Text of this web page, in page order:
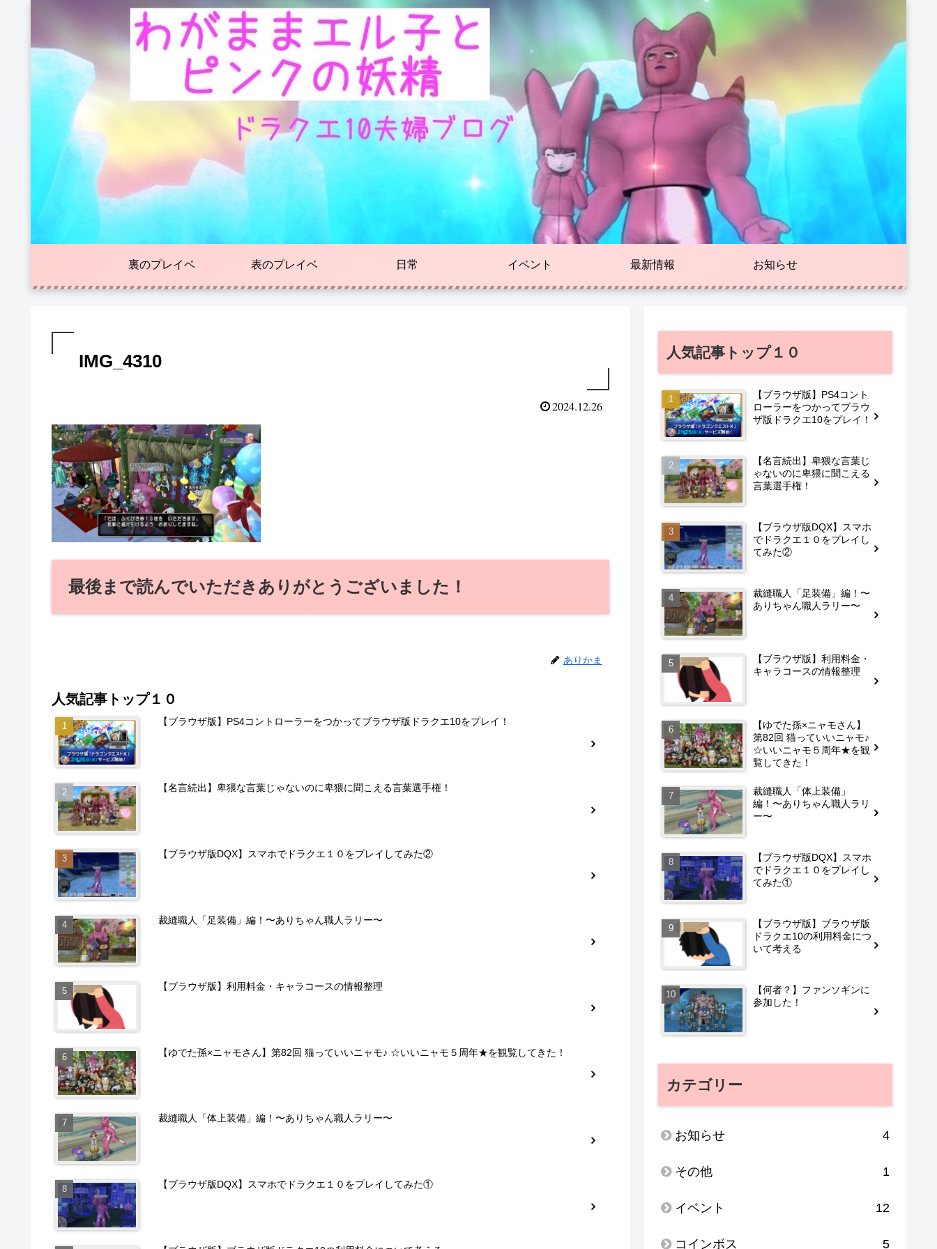
裏のプレイベ 表のプレイベ 日常 イベント 最新情報 お知らせ
IMG_4310
2024.12.26
最後まで読んでいただきありがとうございました！
ありかま
人気記事トップ１０
【ブラウザ版】PS4コントローラーをつかってブラウザ版ドラクエ10をプレイ！
【名言続出】卑猥な言葉じゃないのに卑猥に聞こえる言葉選手権！
【ブラウザ版DQX】スマホでドラクエ１０をプレイしてみた②
裁縫職人「足装備」編！〜ありちゃん職人ラリー〜
【ブラウザ版】利用料金・キャラコースの情報整理
【ゆでた孫×ニャモさん】第82回 猫っていいニャモ♪ ☆いいニャモ５周年★を観覧してきた！
裁縫職人「体上装備」編！〜ありちゃん職人ラリー〜
【ブラウザ版DQX】スマホでドラクエ１０をプレイしてみた①
人気記事トップ１０
【ブラウザ版】PS4コント
ローラーをつかってブラウ
ザ版ドラクエ10をプレイ！
【名言続出】卑猥な言葉じ
ゃないのに卑猥に聞こえる
言葉選手権！
【ブラウザ版DQX】スマホ
でドラクエ１０をプレイし
てみた②
裁縫職人「足装備」編！〜
ありちゃん職人ラリー〜
【ブラウザ版】利用料金・
キャラコースの情報整理
【ゆでた孫×ニャモさん】
第82回 猫っていいニャモ♪
☆いいニャモ５周年★を観
覧してきた！
裁縫職人「体上装備」
編！〜ありちゃん職人ラリ
ー〜
【ブラウザ版DQX】スマホ
でドラクエ１０をプレイし
てみた①
【ブラウザ版】ブラウザ版
ドラクエ10の利用料金につ
いて考える
【何者？】ファンソギンに
参加した！
カテゴリー
お知らせ 4
その他 1
イベント 12
コインボス 5